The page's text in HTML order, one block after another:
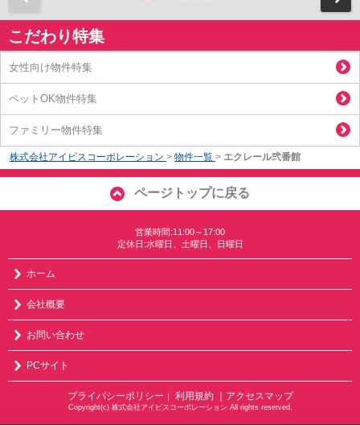
こだわり特集
女性向け物件特集
ペットOK物件特集
ファミリー物件特集
株式会社アイビスコーポレーション > 物件一覧 > エクレール弐番館
ページトップに戻る
営業時間:11:00～17:00
定休日:水曜日、土曜日、日曜日
ホーム
会社概要
お問い合わせ
PCサイト
プライバシーポリシー 利用規約 ｜アクセスマップ
Copyright(c) 株式会社アイビスコーポレーション All rights reserved.